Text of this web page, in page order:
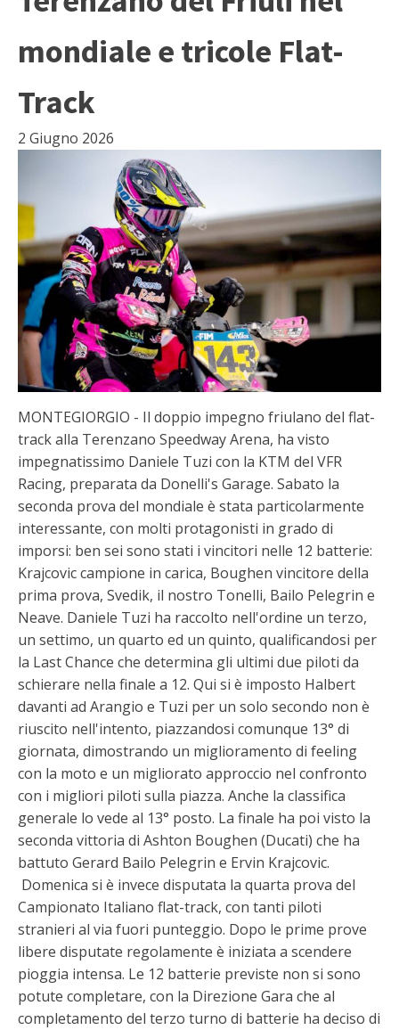
mondiale e tricole Flat-
Track
2 Giugno 2026
MONTEGIORGIO - Il doppio impegno friulano del flat-
track alla Terenzano Speedway Arena, ha visto
impegnatissimo Daniele Tuzi con la KTM del VFR
Racing, preparata da Donelli's Garage. Sabato la
seconda prova del mondiale è stata particolarmente
interessante, con molti protagonisti in grado di
imporsi: ben sei sono stati i vincitori nelle 12 batterie:
Krajcovic campione in carica, Boughen vincitore della
prima prova, Svedik, il nostro Tonelli, Bailo Pelegrin e
Neave. Daniele Tuzi ha raccolto nell'ordine un terzo,
un settimo, un quarto ed un quinto, qualificandosi per
la Last Chance che determina gli ultimi due piloti da
schierare nella finale a 12. Qui si è imposto Halbert
davanti ad Arangio e Tuzi per un solo secondo non è
riuscito nell'intento, piazzandosi comunque 13° di
giornata, dimostrando un miglioramento di feeling
con la moto e un migliorato approccio nel confronto
con i migliori piloti sulla piazza. Anche la classifica
generale lo vede al 13° posto. La finale ha poi visto la
seconda vittoria di Ashton Boughen (Ducati) che ha
battuto Gerard Bailo Pelegrin e Ervin Krajcovic.
Domenica si è invece disputata la quarta prova del
Campionato Italiano flat-track, con tanti piloti
stranieri al via fuori punteggio. Dopo le prime prove
libere disputate regolamente è iniziata a scendere
pioggia intensa. Le 12 batterie previste non si sono
potute completare, con la Direzione Gara che al
completamento del terzo turno di batterie ha deciso di